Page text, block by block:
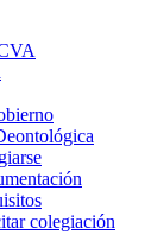
colegiación